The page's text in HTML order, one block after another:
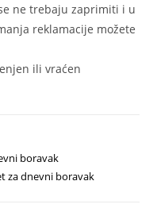
ne trebaju zaprimiti i u
reklamacije možete
ili vraćen
boravak
za dnevni boravak